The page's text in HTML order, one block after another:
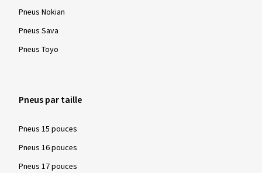
Pneus Nokian
Pneus Sava
Pneus Toyo
Pneus par taille
Pneus 15 pouces
Pneus 16 pouces
Pneus 17 pouces